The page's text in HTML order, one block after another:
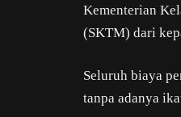
Kementerian
(SKTM) dari
Seluruh biaya
tanpa adanya